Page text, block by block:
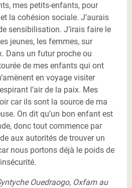
mes petits-enfants, pour
la cohésion sociale. J’aurais
sensibilisation. J’irais faire le
jeunes, les femmes, sur
Dans un futur proche ou
de mes enfants qui ont
en voyage visiter
l’air de la paix. Mes
car ils sont la source de ma
On dit qu’un bon enfant est
donc tout commence par
aux autorités de trouver un
nous portons déjà le poids de
Ouedraogo, Oxfam au